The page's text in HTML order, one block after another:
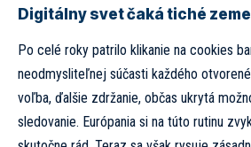
Digitálny svet čaká tiché
Po celé roky patrilo klikanie na cookies
neodmysliteľnej súčasti každého
voľba, ďalšie zdržanie, občas ukrytá
sledovanie. Európania si na túto rutinu